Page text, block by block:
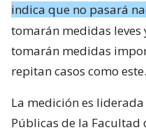
indica que no pasará
tomarán medidas leves
tomarán medidas
repitan casos como este.
La medición es
Públicas de la Facultad